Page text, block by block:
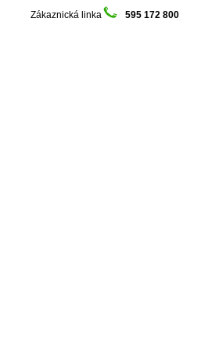
Zákaznická linka 595 172 800